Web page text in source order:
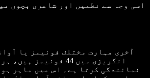
اسی وجہ سے نظمیں اور شاعری بچوں
آخری مہارت مختلف فونیمز یا
انگریزی میں 44
نمائندگی کرتا ہے۔ اس میں ماہر